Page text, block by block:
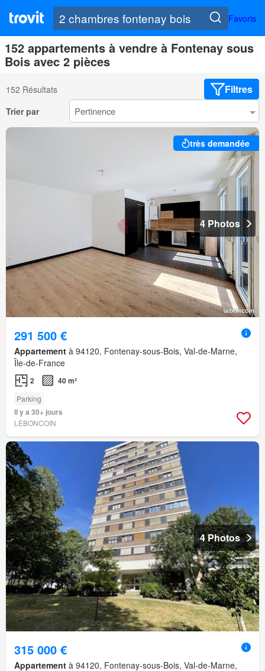
Favoris
152 appartements à vendre à Fontenay sous
Bois avec 2 pièces
152 Résultats Filtres
Trier par
très demandée
4 Photos
291 500 €
Appartement à 94120, Fontenay-sous-Bois, Val-de-Marne,
Île-de-France
2 40 m²
Parking
Il y a 30+ jours
LEBONCOIN
4 Photos
315 000 €
Appartement à 94120, Fontenay-sous-Bois, Val-de-Marne,